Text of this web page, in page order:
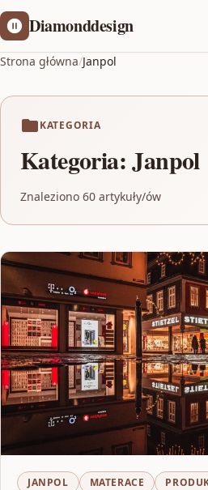
Diamonddesign
Strona główna/Janpol
KATEGORIA
Kategoria:Janpol
Znaleziono 60 artykuły/ów
JANPOL MATERACE